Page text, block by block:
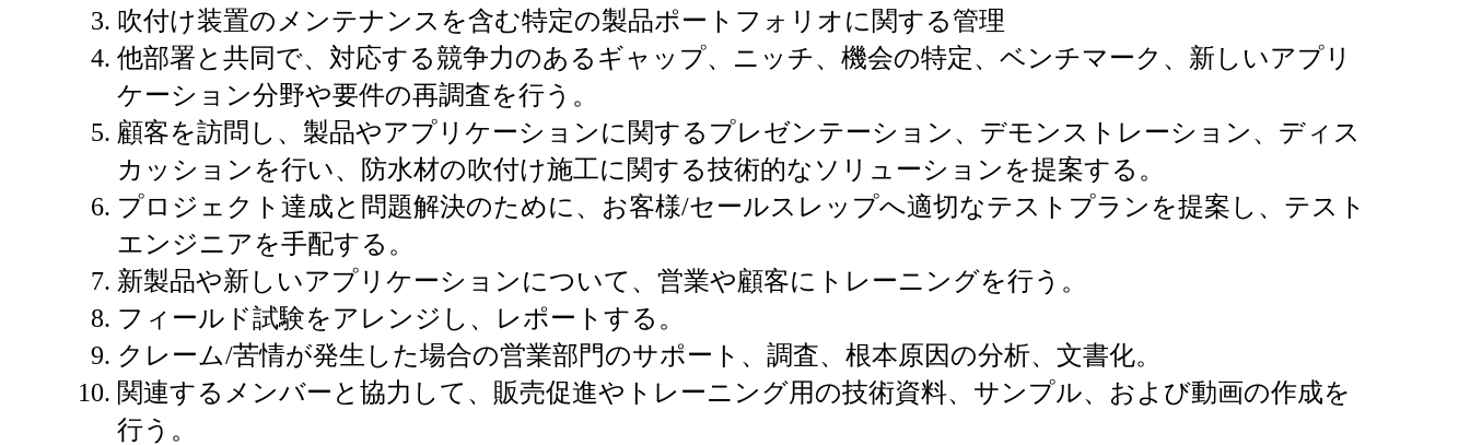
吹付け装置のメンテナンスを含む特定の製品ポートフォリオに関する管理
他部署と共同で、対応する競争力のあるギャップ、ニッチ、機会の特定、ベンチマーク、新しいアプリ
ケーション分野や要件の再調査を行う。
顧客を訪問し、製品やアプリケーションに関するプレゼンテーション、デモンストレーション、ディス
カッションを行い、防水材の吹付け施工に関する技術的なソリューションを提案する。
プロジェクト達成と問題解決のために、お客様/セールスレップへ適切なテストプランを提案し、テスト
エンジニアを手配する。
新製品や新しいアプリケーションについて、営業や顧客にトレーニングを行う。
フィールド試験をアレンジし、レポートする。
クレーム/苦情が発生した場合の営業部門のサポート、調査、根本原因の分析、文書化。
関連するメンバーと協力して、販売促進やトレーニング用の技術資料、サンプル、および動画の作成を
行う。